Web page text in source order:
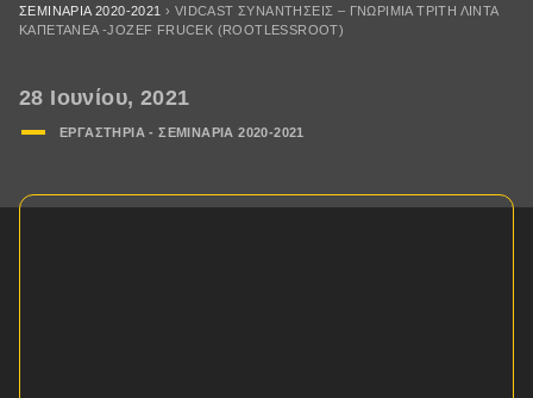
ΣΕΜΙΝΑΡΙA 2020-2021 › VIDCAST ΣΥΝΑΝΤΗΣΕΙΣ – ΓΝΩΡΙΜΊΑ ΤΡΊΤΗ ΛΙΝΤΑ
ΚΑΠΕΤΑΝΕΑ -JOZEF FRUCEK (ROOTLESSROOT)
28 Ιουνίου, 2021
ΕΡΓΑΣΤΗΡΙΑ - ΣΕΜΙΝΑΡΙA 2020-2021